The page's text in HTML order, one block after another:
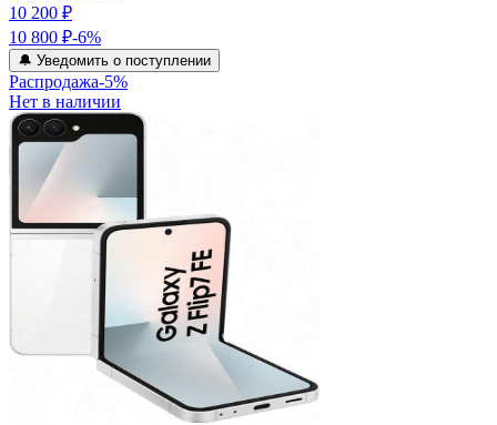
10 200 ₽
10 800 ₽-6%
🔔 Уведомить о поступлении
Распродажа-5%
Нет в наличии